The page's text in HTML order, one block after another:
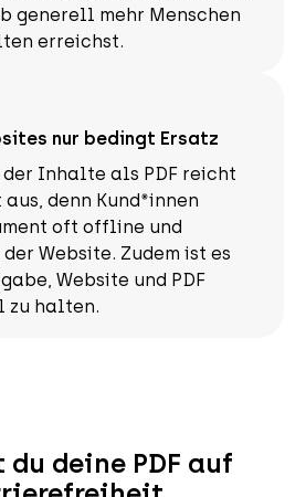
generell mehr Menschen
erreichst.
nur bedingt Ersatz
der Inhalte als PDF reicht
denn Kund*innen
oft offline und
Website. Zudem ist es
Website und PDF
halten.
du deine PDF auf